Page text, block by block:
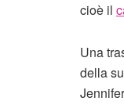
cioè il
Una
della